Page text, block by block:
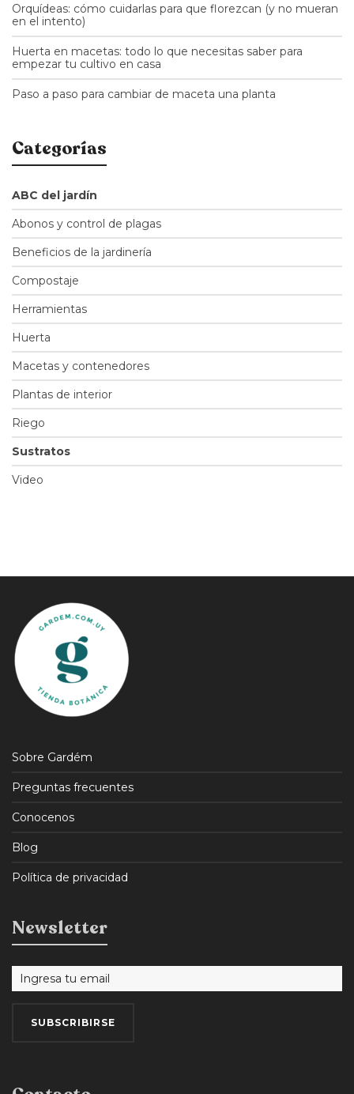
Orquídeas: cómo cuidarlas para que florezcan (y no mueran
en el intento)
Huerta en macetas: todo lo que necesitas saber para
empezar tu cultivo en casa
Paso a paso para cambiar de maceta una planta
Categorías
ABC del jardín
Abonos y control de plagas
Beneficios de la jardinería
Compostaje
Herramientas
Huerta
Macetas y contenedores
Plantas de interior
Riego
Sustratos
Video
Sobre Gardém
Preguntas frecuentes
Conocenos
Blog
Política de privacidad
Newsletter